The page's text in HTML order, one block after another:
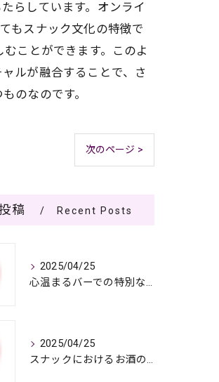
らしています。オンライ
もスナック文化の特徴で
ことができます。このよ
ルが融合することで、さ
のなのです。
次のページ >
稿 Recent Posts
2025/04/25
心温まるバーでの特別なひととき
2025/04/25
スナックにおけるお酒の多彩さと楽しみ方